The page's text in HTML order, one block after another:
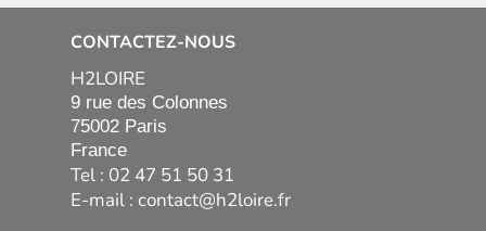
CONTACTEZ-NOUS
H2LOIRE
9 rue des Colonnes
75002 Paris
France
Tel : 02 47 51 50 31
E-mail : contact@h2loire.fr